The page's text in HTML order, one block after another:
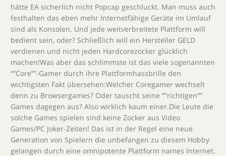
hätte EA sicherlich nicht Popcap geschluckt. Man muss auch
festhalten das eben mehr Internetfähige Geräte im Umlauf
sind als Konsolen. Und jede weitverbreitete Plattform will
bedient sein, oder? Schließlich will ein Hersteller GELD
verdienen und nicht jeden Hardcorezocker glücklich
machen!Was aber das schlimmste ist das viele sogenannten
“”Core””-Gamer durch ihre Plattformhassbrille den
wichtigsten Fakt übersehen:Welcher Coregamer wechselt
denn zu Browsergames? Oder tauscht seine “”richtigen””
Games dagegen aus? Also wirklich kaum einer.Die Leute die
solche Games spielen sind keine Zocker aus Video
Games/PC Joker-Zeiten! Das ist in der Regel eine neue
Generation von Spielern die unbefangen zu diesem Hobby
gelangen durch eine omnipotente Plattform names Internet.